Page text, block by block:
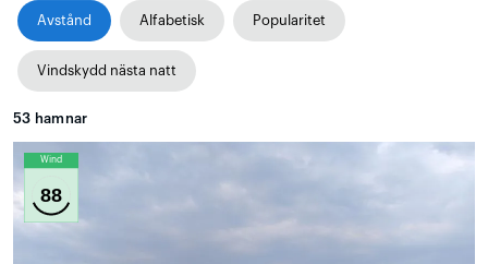
Avstånd Alfabetisk Popularitet
Vindskydd nästa natt
53 hamnar
Wind
88